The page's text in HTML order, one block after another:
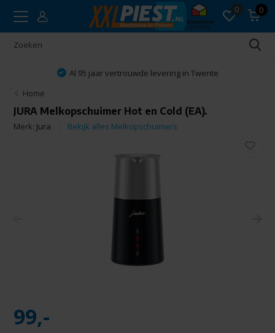
0 0
Al 95 jaar vertrouwde levering in Twente
Home
JURA Melkopschuimer Hot en Cold (EA).
Merk: Jura Bekijk alles Melkopschuimers
99,-